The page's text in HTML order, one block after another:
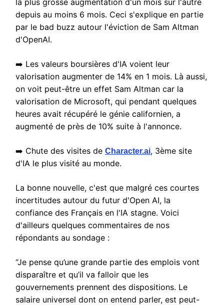
depuis au moins 6 mois. Ceci s'explique en partie
par le bad buzz autour l'éviction de Sam Altman
d'OpenAI.
➡️ Les valeurs boursières d'IA voient leur
valorisation augmenter de 14% en 1 mois. Là aussi,
on voit peut-être un effet Sam Altman car la
valorisation de Microsoft, qui pendant quelques
heures avait récupéré le génie californien, a
augmenté de près de 10% suite à l'annonce.
➡️ Chute des visites de Character.ai, 3ème site
d'IA le plus visité au monde.
La bonne nouvelle, c'est que malgré ces courtes
incertitudes autour du futur d'Open AI, la
confiance des Français en l'IA stagne. Voici
d'ailleurs quelques commentaires de nos
répondants au sondage :
“Je pense qu’une grande partie des emplois vont
disparaître et qu’il va falloir que les
gouvernements prennent des dispositions. Le
salaire universel dont on entend parler, est peut-